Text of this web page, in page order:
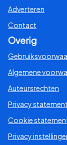
Adverteren
Contact
Overig
Algemene
Auteursrechten
Privacy statement
Cookie
Privacy